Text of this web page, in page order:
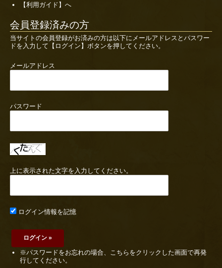
【利用ガイド】へ
会員登録済みの方
当サイトの会員登録がお済みの方は以下にメールアドレスとパスワー
ドを入力して【ログイン】ボタンを押してください。
メールアドレス
パスワード
上に表示された文字を入力してください。
ログイン情報を記憶
※パスワードをお忘れの場合、こちらをクリックした画面で再発
行してください。